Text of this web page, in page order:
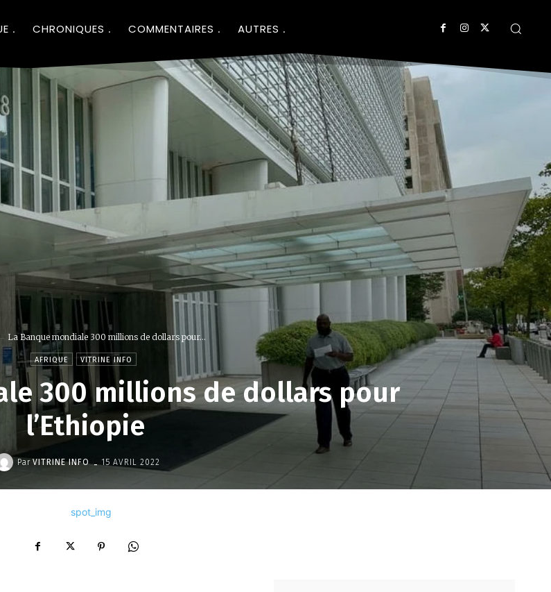
CHRONIQUES COMMENTAIRES AUTRES
La Banque mondiale 300 millions de dollars pour...
AFRIQUE VITRINE INFO
300 millions de dollars pour
l’Ethiopie
Par VITRINE INFO - 15 AVRIL 2022